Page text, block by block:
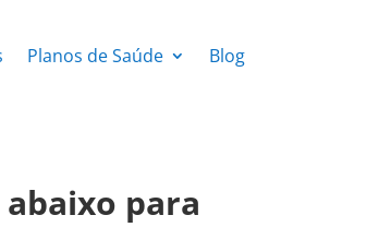
Planos de Saúde Blog
para